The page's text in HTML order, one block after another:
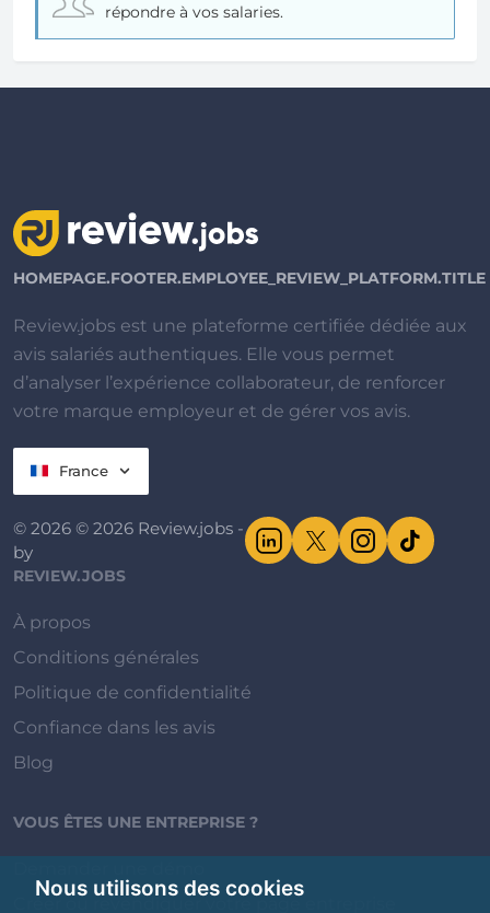
Nous utilisons des cookies
répondre à vos salaries.
HOMEPAGE.FOOTER.EMPLOYEE_REVIEW_PLATFORM.TITLE
Review.jobs est une plateforme certifiée dédiée aux
avis salariés authentiques. Elle vous permet
d’analyser l’expérience collaborateur, de renforcer
votre marque employeur et de gérer vos avis.
France
© 2026 © 2026 Review.jobs -
by
REVIEW.JOBS
À propos
Conditions générales
Politique de confidentialité
Confiance dans les avis
Blog
VOUS ÊTES UNE ENTREPRISE ?
Créer ou revendiquer votre page entreprise